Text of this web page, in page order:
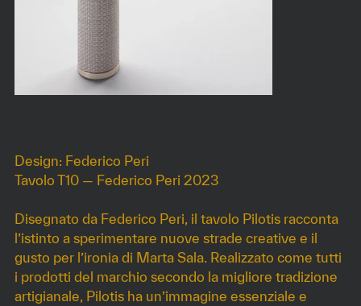
Design: Federico Peri
Tavolo T10 — Federico Peri 2023
Disegnato da Federico Peri, il tavolo Pilotis racconta
l’istinto a sperimentare nuove strade creative e il
gusto per l’ironia di Marta Sala. Realizzato come tutti
i prodotti del marchio secondo la migliore tradizione
artigianale, Pilotis ha un’immagine essenziale e